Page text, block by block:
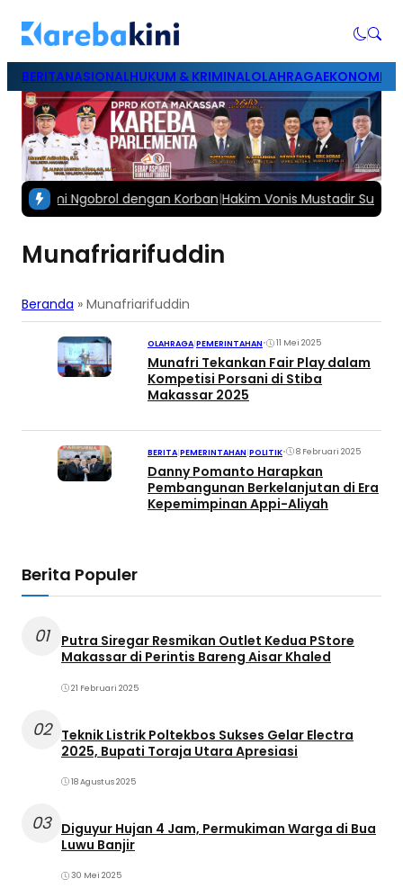
BERITANASIONALHUKUM & KRIMINALOLAHRAGAEKONOMI &
demi Ngobrol dengan Korban|Hakim Vonis Mustadir Suami
Munafriarifuddin
Beranda » Munafriarifuddin
OLAHRAGA|PEMERINTAHAN• 11 Mei 2025
Munafri Tekankan Fair Play dalam
Kompetisi Porsani di Stiba
Makassar 2025
BERITA|PEMERINTAHAN|POLITIK• 8 Februari 2025
Danny Pomanto Harapkan
Pembangunan Berkelanjutan di Era
Kepemimpinan Appi-Aliyah
Berita Populer
01
Putra Siregar Resmikan Outlet Kedua PStore
Makassar di Perintis Bareng Aisar Khaled
21 Februari 2025
02
Teknik Listrik Poltekbos Sukses Gelar Electra
2025, Bupati Toraja Utara Apresiasi
18 Agustus 2025
03 Diguyur Hujan 4 Jam, Permukiman Warga di Bua
Luwu Banjir
30 Mei 2025